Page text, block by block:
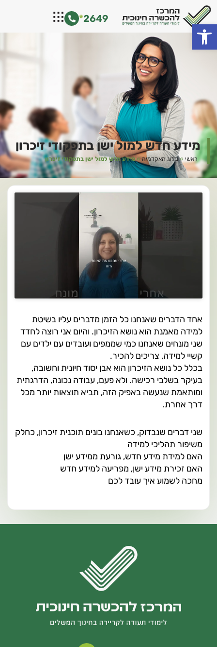
פתח סרגל נגישות
דילוג
לתוכן
2649
*
מידע חדש למול ישן בתפקודי זיכרון
ראשי »בלוג האקדמיה» מידע חדש למול ישן בתפקודי זיכרון
אחד הדברים שאנחנו כל הזמן מדברים עליו בשיטת
למידה מאמנת הוא נושא הזיכרון. והיום אני רוצה לחדד
שני מונחים שאנחנו כמי שממפים ועובדים עם ילדים עם
קשיי למידה, צריכים להכיר.
בכלל כל נושא הזיכרון הוא אבן יסוד חיונית וחשובה,
בעיקר בשלבי רכישה. ולא פעם, עבודה נכונה, הדרגתית
ומותאמת שנעשה באפיק הזה, תביא תוצאות יותר מכל
דרך אחרת.
שני דברים שנבדוק, כשאנחנו בונים תוכנית זיכרון, כחלק
משיפור תהליכי למידה
האם למידת מידע חדש, גורעת ממידע ישן
האם זכירת מידע ישן, מפריעה למידע חדש
מחכה לשמוע איך עובד לכם